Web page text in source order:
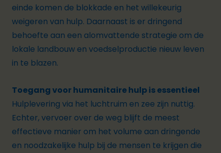
einde komen de blokkade en het willekeurig
weigeren van hulp. Daarnaast is er dringend
behoefte aan een alomvattende strategie om de
lokale landbouw en voedselproductie nieuw leven
in te blazen.
Toegang voor humanitaire hulp is essentieel
Hulplevering via het luchtruim en zee zijn nuttig.
Echter, vervoer over de weg blijft de meest
effectieve manier om het volume aan dringende
en noodzakelijke hulp bij de mensen te krijgen die